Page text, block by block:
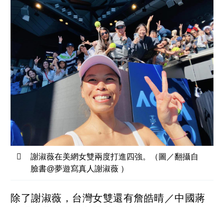
謝淑薇在美網女雙兩度打進四強。（圖／翻攝自
臉書@夢遊寫真人謝淑薇 ）
除了謝淑薇，台灣女雙還有詹皓晴／中國蔣